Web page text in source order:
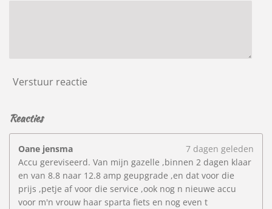
6
e
r
Verstuur reactie
Reacties
Oane jensma
7 dagen geleden
Accu gereviseerd. Van mijn gazelle ,binnen 2 dagen klaar
en van 8.8 naar 12.8 amp geupgrade ,en dat voor die
prijs ,petje af voor die service ,ook nog n nieuwe accu
voor m'n vrouw haar sparta fiets en nog even t